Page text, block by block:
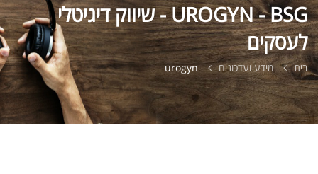
UROGYN - BSG - שיווק דיגיטלי
לעסקים
בית מידע ועדכונים urogyn